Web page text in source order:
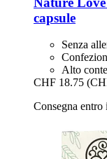
capsule
Senza
Alto
CHF 18.75
Consegna